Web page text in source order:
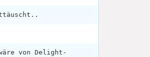
von Delight-